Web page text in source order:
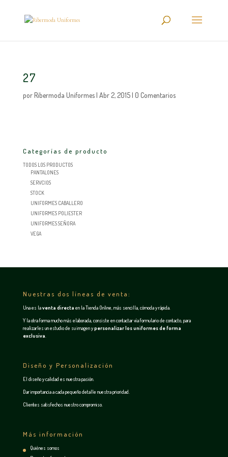
27
porRibermoda Uniformes| Abr 2, 2015| 0 Comentarios
Categorías de producto
TODOS LOS PRODUCTOS
PANTALONES
SERVCIOS
STOCK
UNIFORMES CABALLERO
UNIFORMES POLIESTER
UNIFORMES SEÑORA
VEGA
Nuestras dos líneas de venta:
Una es laventa directa en laTienda Online , más sencilla, cómoda y rápida.
Y la otra forma mucho más elaborada, consiste en contactar víaformulario de contacto, para
realizarles un estudio de su imagen ypersonalizar los uniformes de forma
exclusiva
Diseño y Personalización
El diseño y calidad es nuestra pasión.
Dar importancia a cada pequeño detalle nuestra prioridad.
Clientes satisfechos nuestro compromiso.
Más información
Quiénes somos